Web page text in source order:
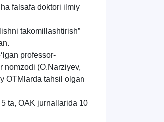
falsafa doktori ilmiy
takomillashtirish”
professor-
nomzodi (O.Narziyev,
OTMlarda tahsil olgan
5 ta, OAK jurnallarida 10